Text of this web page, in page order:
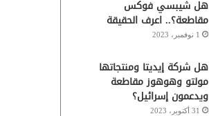
هل شيبسي فوكس
مقاطعة؟.. اعرف الحقيقة
1 نوفمبر، 2023
هل شركة إيديتا ومنتجاتها
مولتو وهوهوز مقاطعة
ويدعمون إسرائيل؟
31 أكتوبر، 2023